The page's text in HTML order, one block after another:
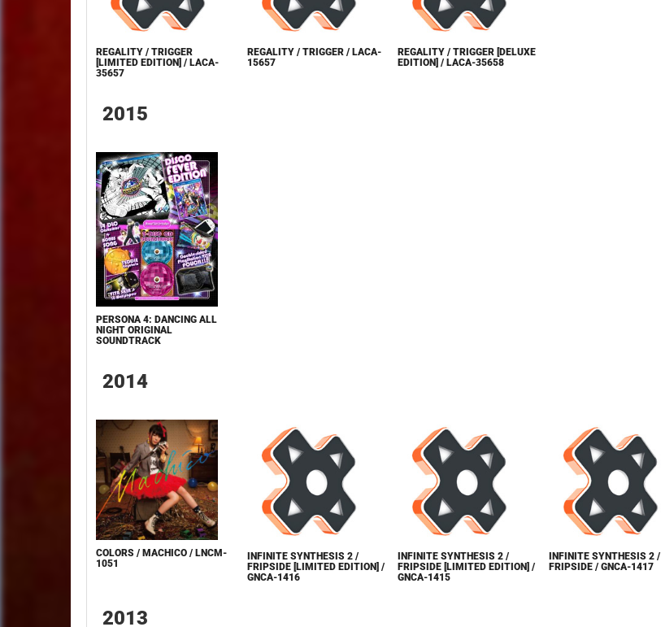
REGALITY / TRIGGER
[LIMITED EDITION] / LACA-
35657
REGALITY / TRIGGER / LACA-
15657
REGALITY / TRIGGER [DELUXE
EDITION] / LACA-35658
2015
PERSONA 4: DANCING ALL
NIGHT ORIGINAL
SOUNDTRACK
2014
COLORS / MACHICO / LNCM-
1051
INFINITE SYNTHESIS 2 /
FRIPSIDE [LIMITED EDITION] /
GNCA-1416
INFINITE SYNTHESIS 2 /
FRIPSIDE [LIMITED EDITION] /
GNCA-1415
INFINITE SYNTHESIS 2 /
FRIPSIDE / GNCA-1417
2013